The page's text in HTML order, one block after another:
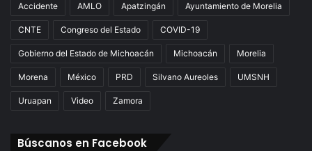
Accidente AMLO Apatzingán Ayuntamiento de Morelia
CNTE Congreso del Estado COVID-19
Gobierno del Estado de Michoacán Michoacán Morelia
Morena México PRD Silvano Aureoles UMSNH
Uruapan Video Zamora
Búscanos en Facebook